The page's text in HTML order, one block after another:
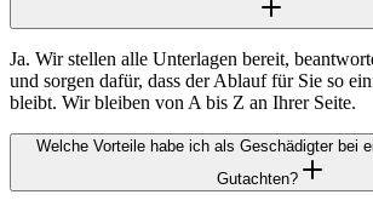
Ja. Wir stellen alle Unterlagen bereit,
und sorgen dafür, dass der Ablauf für Sie so
bleibt. Wir bleiben von A bis Z an Ihrer Seite.
Welche Vorteile habe ich als Geschädigter bei
Gutachten?